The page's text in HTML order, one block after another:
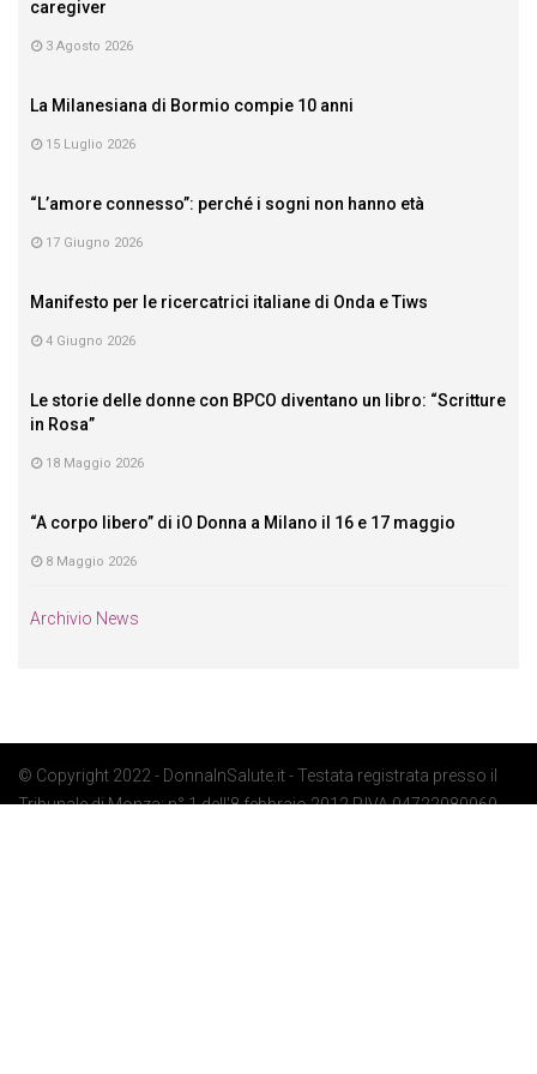
caregiver
3 Agosto 2026
La Milanesiana di Bormio compie 10 anni
15 Luglio 2026
“L’amore connesso”: perché i sogni non hanno età
17 Giugno 2026
Manifesto per le ricercatrici italiane di Onda e Tiws
4 Giugno 2026
Le storie delle donne con BPCO diventano un libro: “Scritture
in Rosa”
18 Maggio 2026
“A corpo libero” di iO Donna a Milano il 16 e 17 maggio
8 Maggio 2026
Archivio News
© Copyright 2022 - DonnaInSalute.it - Testata registrata presso il
Tribunale di Monza: n° 1 dell'8 febbraio 2012 P.IVA 04722080969 -